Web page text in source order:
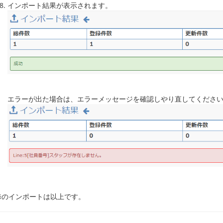
インポート結果が表示されます。
エラーが出た場合は、エラーメッセージを確認しやり直してくださ
インポートは以上です。